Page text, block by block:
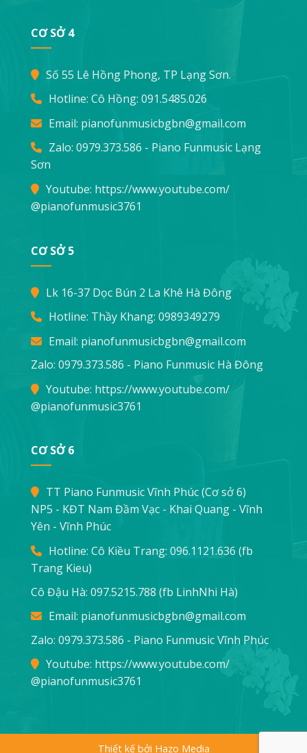
CƠ SỞ 4
Số 55 Lê Hồng Phong, TP Lạng Sơn.
Hotline: Cô Hồng: 091.5485.026
Email: pianofunmusicbgbn@gmail.com
Zalo: 0979.373.586 - Piano Funmusic Lạng
Sơn
Youtube: https://www.youtube.com/
@pianofunmusic3761
CƠ SỞ 5
Lk 16-37 Dọc Bún 2 La Khê Hà Đông
Hotline: Thầy Khang: 0989349279
Email: pianofunmusicbgbn@gmail.com
Zalo: 0979.373.586 - Piano Funmusic Hà Đông
Youtube: https://www.youtube.com/
@pianofunmusic3761
CƠ SỞ 6
TT Piano Funmusic Vĩnh Phúc (Cơ sở 6)
NP5 - KĐT Nam Đầm Vạc - Khai Quang - Vĩnh
Yên - Vĩnh Phúc
Hotline: Cô Kiều Trang: 096.1121.636 (fb
Trang Kieu)
Cô Đậu Hà: 097.5215.788 (fb LinhNhi Hà)
Email: pianofunmusicbgbn@gmail.com
Zalo: 0979.373.586 - Piano Funmusic Vĩnh Phúc
Youtube: https://www.youtube.com/
@pianofunmusic3761
Thiết kế bởi Hazo Media